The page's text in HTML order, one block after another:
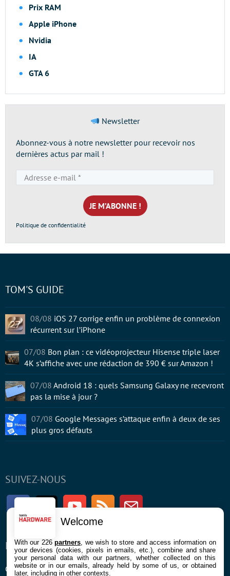
Prix RAM
Apple iPhone
Nvidia
IA
GTA 6
Newsletter
Abonnez-vous à notre newsletter pour recevoir nos
dernières actus par mail !
e-
mail
*
Politique de confidentialité
SUIVEZ-NOUS
FacebookTwitter Youtube RSS Newsletter
ENTREPRISE
Confidentialité et Cookies
À PROPOS
Contact
TOM'S GUIDE
08/08 iOS 27 corrige enfin un problème de connexion
récurrent sur l’iPhone
07/08 Bon plan : ce vidéoprojecteur Hisense triple laser
4K s’affiche avec une rédaction de 390 € sur Amazon !
07/08 Android 18 : quels Samsung Galaxy ne recevront
pas la mise à jour ?
07/08 Google Messages s’attaque enfin à deux de ses
plus gros défauts
Welcome
With our 226partners , we wish to store and access information on
your devices (cookies, pixels in emails, etc.), combine and share
your personal data with our partners, whether collected on this
website or in our emails, already held by some of us, or obtained
later, including in other contexts.